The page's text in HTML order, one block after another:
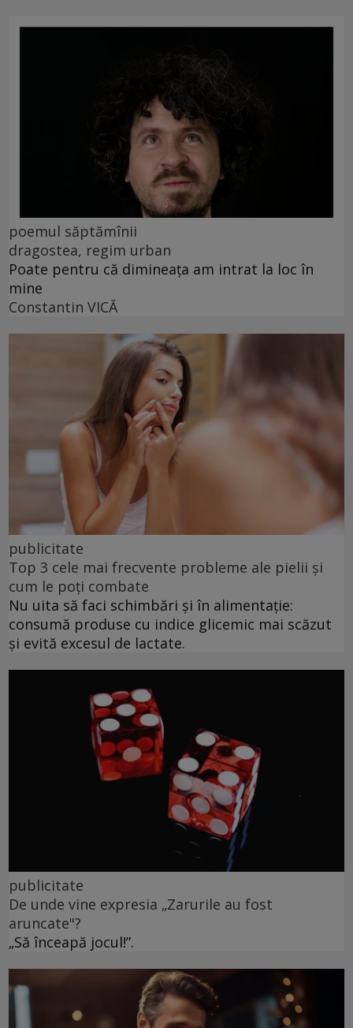
poemul săptămînii
dragostea, regim urban
Poate pentru că dimineața am intrat la loc în
mine
Constantin VICĂ
publicitate
Top 3 cele mai frecvente probleme ale pielii și
cum le poți combate
Nu uita să faci schimbări și în alimentație:
consumă produse cu indice glicemic mai scăzut
și evită excesul de lactate.
publicitate
De unde vine expresia „Zarurile au fost
aruncate"?
„Să înceapă jocul!”.